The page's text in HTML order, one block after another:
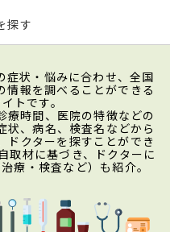
探す
症状・悩みに合わせ、全国
情報を調べることができる
トです。
療時間、医院の特徴などの
状、病名、検査名などから
ドクターを探すことができ
取材に基づき、ドクターに
療・検査など）も紹介。